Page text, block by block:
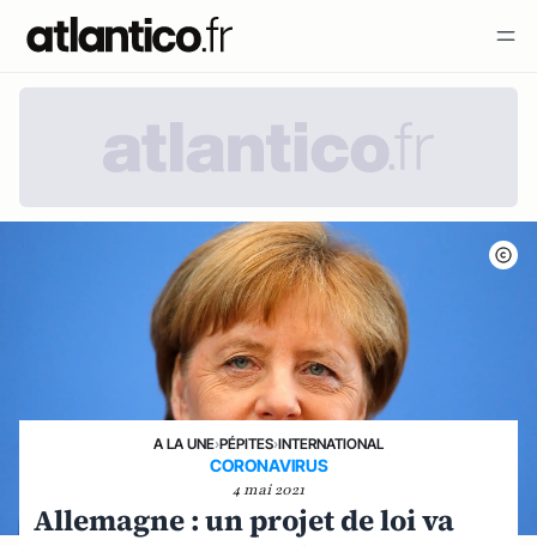
A LA UNE›PÉPITES›INTERNATIONAL
CORONAVIRUS
4 mai 2021
Allemagne : un projet de loi va